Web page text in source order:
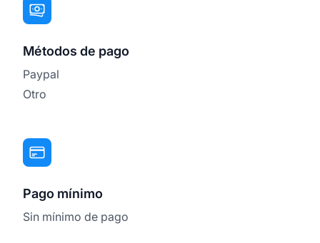
Métodos de pago
Paypal
Otro
Pago mínimo
Sin mínimo de pago